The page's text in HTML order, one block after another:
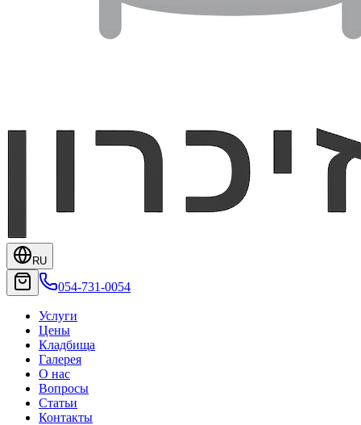
RU
054-731-0054
Услуги
Цены
Кладбища
Галерея
О нас
Вопросы
Статьи
Контакты